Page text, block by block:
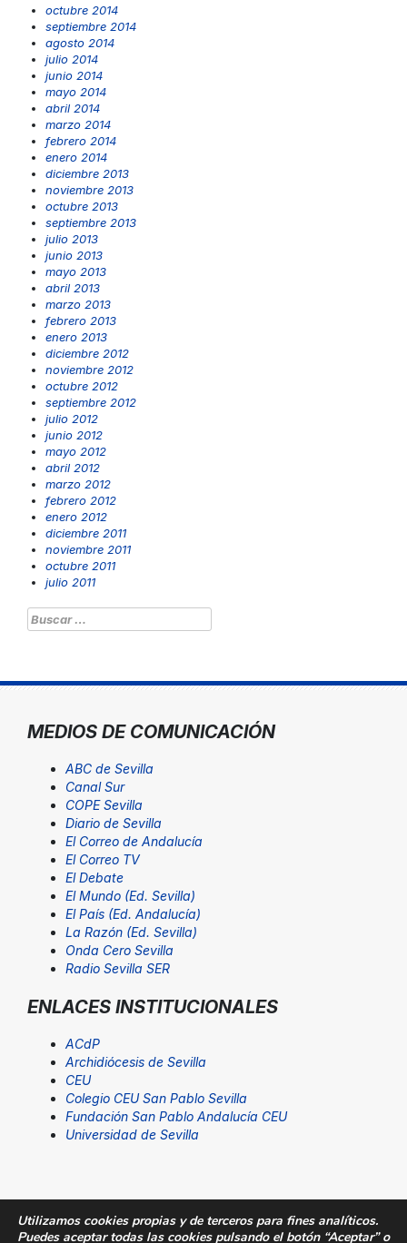
octubre 2014
septiembre 2014
agosto 2014
julio 2014
junio 2014
mayo 2014
abril 2014
marzo 2014
febrero 2014
enero 2014
diciembre 2013
noviembre 2013
octubre 2013
septiembre 2013
julio 2013
junio 2013
mayo 2013
abril 2013
marzo 2013
febrero 2013
enero 2013
diciembre 2012
noviembre 2012
octubre 2012
septiembre 2012
julio 2012
junio 2012
mayo 2012
abril 2012
marzo 2012
febrero 2012
enero 2012
diciembre 2011
noviembre 2011
octubre 2011
julio 2011
Buscar:
MEDIOS DE COMUNICACIÓN
ABC de Sevilla
Canal Sur
COPE Sevilla
Diario de Sevilla
El Correo de Andalucía
El Correo TV
El Debate
El Mundo (Ed. Sevilla)
El País (Ed. Andalucía)
La Razón (Ed. Sevilla)
Onda Cero Sevilla
Radio Sevilla SER
ENLACES INSTITUCIONALES
ACdP
Archidiócesis de Sevilla
CEU
Colegio CEU San Pablo Sevilla
Fundación San Pablo Andalucía CEU
Universidad de Sevilla
Utilizamos cookies propias y de terceros para fines analíticos.
Puedes aceptar todas las cookies pulsando el botón “Aceptar” o